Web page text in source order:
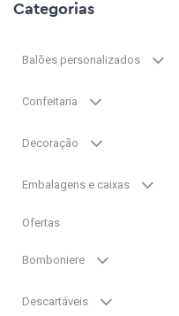
Categorias
Balões personalizados
Confeitaria
Decoração
Embalagens e caixas
Ofertas
Bomboniere
Descartáveis